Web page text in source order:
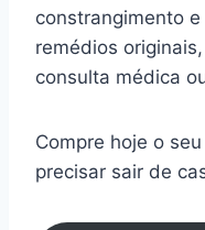
constrangimento
remédios
consulta médica
Compre hoje o
precisar sair de